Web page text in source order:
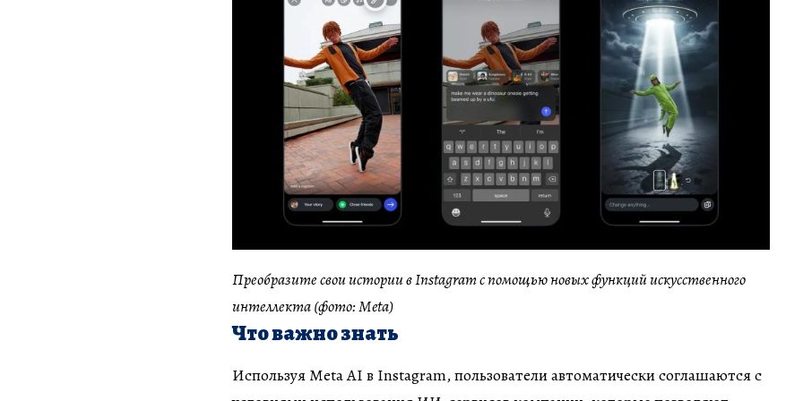
Преобразите свои истории в Instagram с помощью новых функций искусственного
интеллекта (фото: Meta)
Что важно знать
Используя Meta AI в Instagram, пользователи автоматически соглашаются с